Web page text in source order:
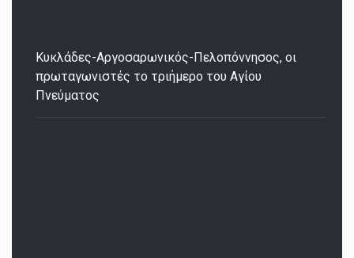
Κυκλάδες-Αργοσαρωνικός-Πελοπόννησος, οι
πρωταγωνιστές το τριήμερο του Αγίου
Πνεύματος